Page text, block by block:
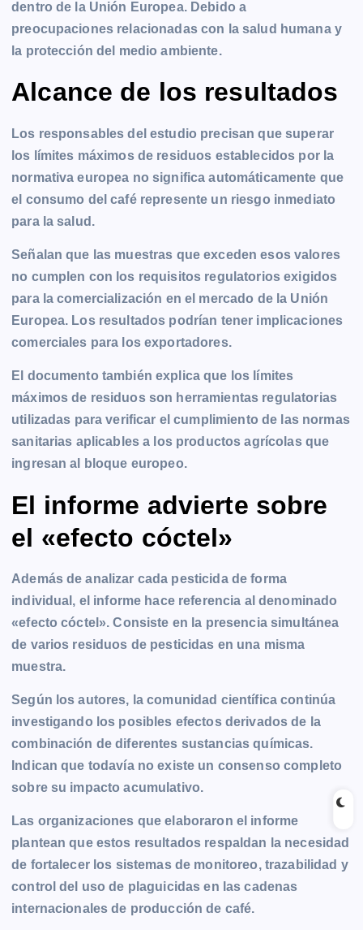
dentro de la Unión Europea. Debido a
preocupaciones relacionadas con la salud humana y
la protección del medio ambiente.
Alcance de los resultados
Los responsables del estudio precisan que superar
los límites máximos de residuos establecidos por la
normativa europea no significa automáticamente que
el consumo del café represente un riesgo inmediato
para la salud.
Señalan que las muestras que exceden esos valores
no cumplen con los requisitos regulatorios exigidos
para la comercialización en el mercado de la Unión
Europea. Los resultados podrían tener implicaciones
comerciales para los exportadores.
El documento también explica que los límites
máximos de residuos son herramientas regulatorias
utilizadas para verificar el cumplimiento de las normas
sanitarias aplicables a los productos agrícolas que
ingresan al bloque europeo.
El informe advierte sobre
el «efecto cóctel»
Además de analizar cada pesticida de forma
individual, el informe hace referencia al denominado
«efecto cóctel». Consiste en la presencia simultánea
de varios residuos de pesticidas en una misma
muestra.
Según los autores, la comunidad científica continúa
investigando los posibles efectos derivados de la
combinación de diferentes sustancias químicas.
Indican que todavía no existe un consenso completo
sobre su impacto acumulativo.
Las organizaciones que elaboraron el informe
plantean que estos resultados respaldan la necesidad
de fortalecer los sistemas de monitoreo, trazabilidad y
control del uso de plaguicidas en las cadenas
internacionales de producción de café.